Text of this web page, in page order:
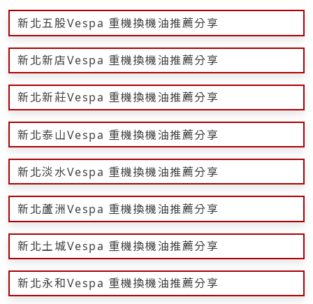
新北五股Vespa 重機換機油推薦分享
新北新店Vespa 重機換機油推薦分享
新北新莊Vespa 重機換機油推薦分享
新北泰山Vespa 重機換機油推薦分享
新北淡水Vespa 重機換機油推薦分享
新北蘆洲Vespa 重機換機油推薦分享
新北土城Vespa 重機換機油推薦分享
新北永和Vespa 重機換機油推薦分享